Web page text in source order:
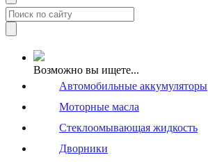
Возможно вы ищете...
Автомобильные аккумуляторы
Моторные масла
Стеклоомывающая жидкость
Дворники